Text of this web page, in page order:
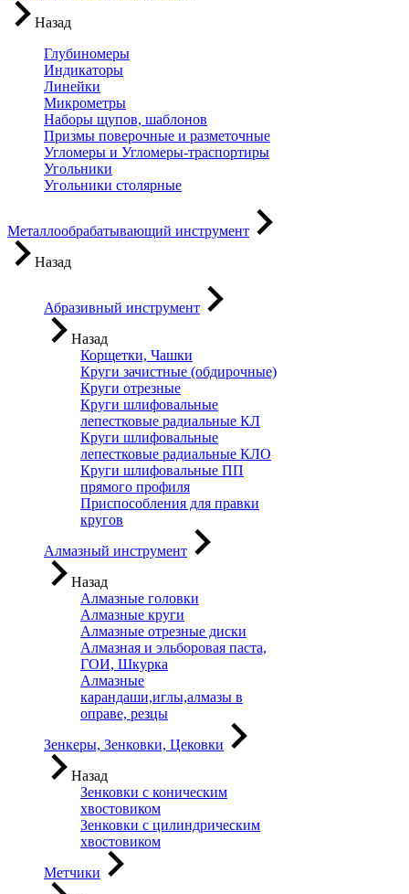
Назад
Глубиномеры
Индикаторы
Линейки
Микрометры
Наборы щупов, шаблонов
Призмы поверочные и разметочные
Угломеры и Угломеры-траспортиры
Угольники
Угольники столярные
Металлообрабатывающий инструмент
Назад
Абразивный инструмент
Назад
Корщетки, Чашки
Круги зачистные (обдирочные)
Круги отрезные
Круги шлифовальные
лепестковые радиальные КЛ
Круги шлифовальные
лепестковые радиальные КЛО
Круги шлифовальные ПП
прямого профиля
Приспособления для правки
кругов
Алмазный инструмент
Назад
Алмазные головки
Алмазные круги
Алмазные отрезные диски
Алмазная и эльборовая паста,
ГОИ, Шкурка
Алмазные
карандаши,иглы,алмазы в
оправе, резцы
Зенкеры, Зенковки, Цековки
Назад
Зенковки с коническим
хвостовиком
Зенковки с цилиндрическим
хвостовиком
Метчики